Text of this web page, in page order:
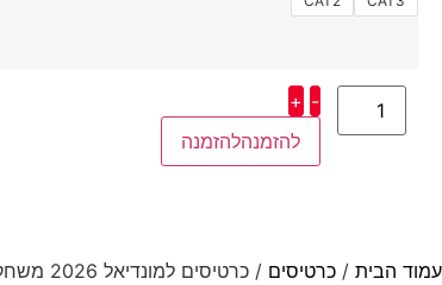
-
+
להזמנה
עמוד הבית / כרטיסים / כרטיסים למונדיאל 2026 משחק 59: ארהב – D4 | אינגלווד | ארהב